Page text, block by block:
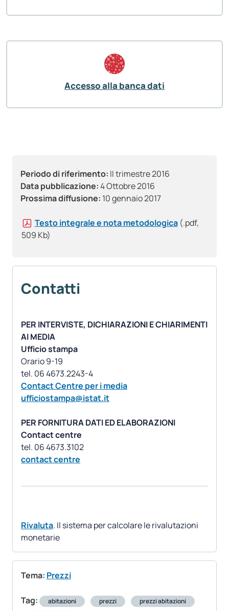
Periodo di riferimento: II trimestre 2016
Data pubblicazione:4 Ottobre 2016
Prossima diffusione: 10 gennaio 2017
Testo integrale e nota metodologica (.pdf,
509 Kb)
Contatti
PER INTERVISTE, DICHIARAZIONI E CHIARIMENTI
AI MEDIA
Ufficio stampa
Orario 9-19
Contact Centre per i media
ufficiostampa@istat.it
PER FORNITURA DATI ED ELABORAZIONI
Contact centre
contact centre
Rivaluta. Il sistema per calcolare le rivalutazioni
monetarie
Tema: Prezzi
Tag: abitazioni prezzi
prezzi abitazioni
Accesso alla banca dati